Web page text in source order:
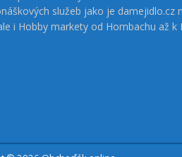
služeb jako je
i Hobby markety od Hornbachu až k